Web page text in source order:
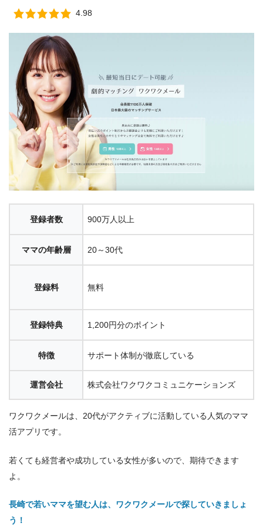
4.98
登録者数 900万人以上
ママの年齢層 20～30代
登録料 無料
登録特典 1,200円分のポイント
特徴 サポート体制が徹底している
運営会社 株式会社ワクワクコミュニケーションズ
ワクワクメールは、20代がアクティブに活動している人気のママ
活アプリです。
若くても経営者や成功している女性が多いので、期待できます
よ。
長崎で若いママを望む人は、ワクワクメールで探していきましょ
う！